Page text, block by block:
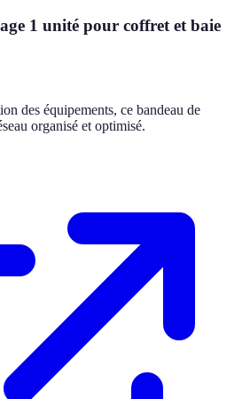
1 unité pour coffret et baie
des équipements, ce bandeau de
organisé et optimisé.